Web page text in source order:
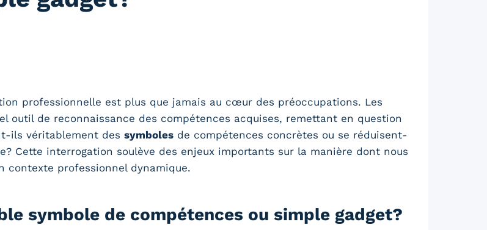
professionnelle est plus que jamais au cœur des préoccupations. Les
outil de reconnaissance des compétences acquises, remettant en question
ils véritablement des symboles de compétences concrètes ou se réduisent-
Cette interrogation soulève des enjeux importants sur la manière dont nous
contexte professionnel dynamique.
symbole de compétences ou simple gadget?